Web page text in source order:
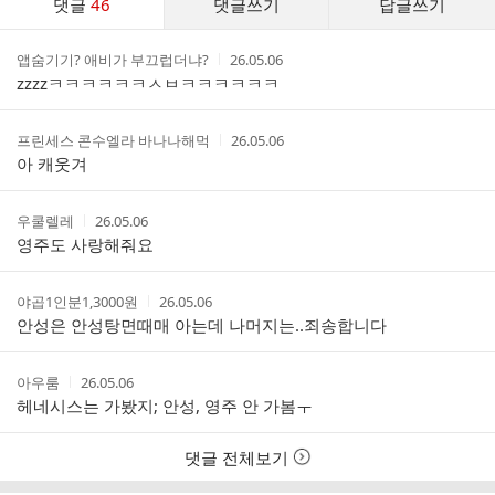
댓글46 댓글쓰기 답글쓰기
스
작
성
자
앱숨기기? 애비가 부끄럽더냐?
작
성
시
간
26.05.06
zzzzㅋㅋㅋㅋㅋㅋㅅㅂㅋㅋㅋㅋㅋㅋ
작
성
자
프린세스 콘수엘라 바나나해먹
작
간
26.05.06
아 캐웃겨
작
성
자
우쿨렐레
작
성
시
간
26.05.06
영주도 사랑해줘요
작
성
자
야곱1인분1,3000원
작
성
시
간
26.05.06
안성은 안성탕면때매 아는데 나머지는..죄송합니다
작
성
자
아우룸
작
성
시
간
26.05.06
헤네시스는 가봤지; 안성, 영주 안 가봄ㅜ
댓글 전체보기